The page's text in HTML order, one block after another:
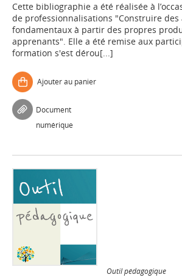
Cette bibliographie a été réalisée à
de professionnalisations "Construire des
fondamentaux à partir des propres
apprenants". Elle a été remise aux
formation s'est dérou[...]
Ajouter au panier
Document
numérique
Outil pédagogique